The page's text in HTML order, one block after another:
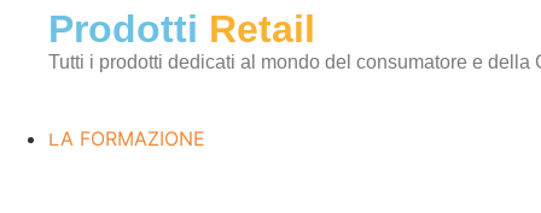
Prodotti Retail
Tutti i prodotti dedicati al mondo del consumatore e della
LA FORMAZIONE